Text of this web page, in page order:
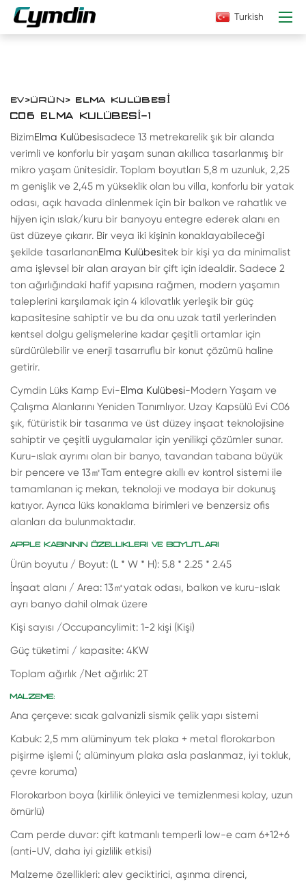
Turkish
EV>ÜRÜN> ELMA KULÜBESI
C06 ELMA KULÜBESI-1
BizimElma Kulübesisadece 13 metrekarelik şık bir alanda
verimli ve konforlu bir yaşam sunan akıllıca tasarlanmış bir
mikro yaşam ünitesidir. Toplam boyutları 5,8 m uzunluk, 2,25
m genişlik ve 2,45 m yükseklik olan bu villa, konforlu bir yatak
odası, açık havada dinlenmek için bir balkon ve rahatlık ve
hijyen için ıslak/kuru bir banyoyu entegre ederek alanı en
üst düzeye çıkarır. Bir veya iki kişinin konaklayabileceği
şekilde tasarlananElma Kulübesitek bir kişi ya da minimalist
ama işlevsel bir alan arayan bir çift için idealdir. Sadece 2
ton ağırlığındaki hafif yapısına rağmen, modern yaşamın
taleplerini karşılamak için 4 kilovatlık yerleşik bir güç
kapasitesine sahiptir ve bu da onu uzak tatil yerlerinden
kentsel dolgu gelişmelerine kadar çeşitli ortamlar için
sürdürülebilir ve enerji tasarruflu bir konut çözümü haline
getirir.
Cymdin Lüks Kamp Evi-Elma Kulübesi-Modern Yaşam ve
Çalışma Alanlarını Yeniden Tanımlıyor. Uzay Kapsülü Evi C06
şık, fütüristik bir tasarıma ve üst düzey inşaat teknolojisine
sahiptir ve çeşitli uygulamalar için yenilikçi çözümler sunar.
Kuru-ıslak ayrımı olan bir banyo, tavandan tabana büyük
bir pencere ve 13㎡Tam entegre akıllı ev kontrol sistemi ile
tamamlanan iç mekan, teknoloji ve modaya bir dokunuş
katıyor. Ayrıca lüks konaklama birimleri ve benzersiz ofis
alanları da bulunmaktadır.
APPLE KABINININ ÖZELLIKLERI VE BOYUTLARI
Ürün boyutu / Boyut: (L * W * H): 5.8 * 2.25 * 2.45
İnşaat alanı / Area: 13㎡yatak odası, balkon ve kuru-ıslak
ayrı banyo dahil olmak üzere
Kişi sayısı /Occupancylimit: 1-2 kişi (Kişi)
Güç tüketimi / kapasite: 4KW
Toplam ağırlık /Net ağırlık: 2T
MALZEME:
Ana çerçeve: sıcak galvanizli sismik çelik yapı sistemi
Kabuk: 2,5 mm alüminyum tek plaka + metal florokarbon
pişirme işlemi (; alüminyum plaka asla paslanmaz, iyi tokluk,
çevre koruma)
Florokarbon boya (kirlilik önleyici ve temizlenmesi kolay, uzun
ömürlü)
Cam perde duvar: çift katmanlı temperli low-e cam 6+12+6
(anti-UV, daha iyi gizlilik etkisi)
Malzeme özellikleri: alev geciktirici, aşınma direnci,